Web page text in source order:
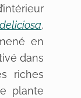
,
en
dans
riches
plante